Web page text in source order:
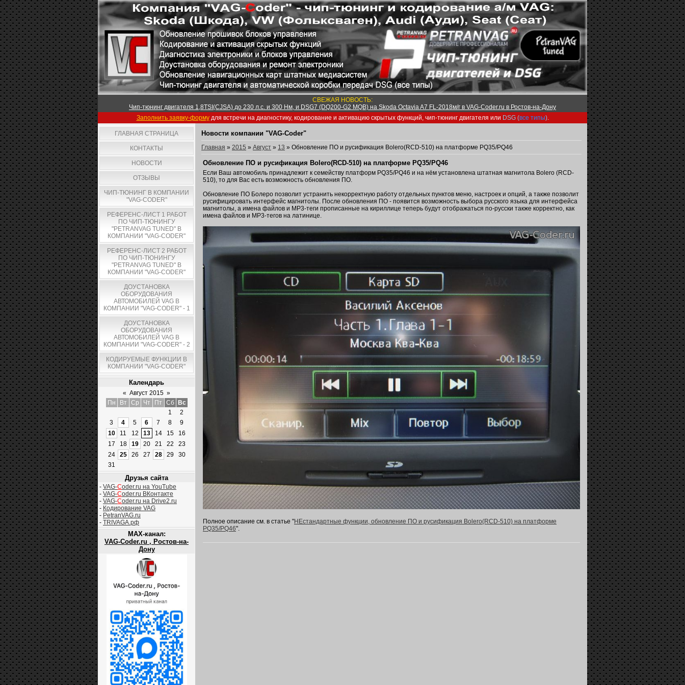
СВЕЖАЯ НОВОСТЬ:
Чип-тюнинг двигателя 1,8TSI(CJSA) до 230 л.с. и 300 Нм, и DSG7 (DQ200-G2 MQB) на Skoda Octavia A7 FL-2018м/г в VAG-Coder.ru в Ростов-на-Дону
Заполнить заявку-формудля встречи на диагностику, кодирование и активацию скрытых функций, чип-тюнинг двигателя или DSG (все типы).
ГЛАВНАЯ СТРАНИЦА
КОНТАКТЫ
НОВОСТИ
ОТЗЫВЫ
ЧИП-ТЮНИНГ В КОМПАНИИ
"VAG-CODER"
РЕФЕРЕНС-ЛИСТ 1 РАБОТ
ПО ЧИП-ТЮНИНГУ
"PETRANVAG TUNED" В
КОМПАНИИ "VAG-CODER"
РЕФЕРЕНС-ЛИСТ 2 РАБОТ
ПО ЧИП-ТЮНИНГУ
"PETRANVAG TUNED" В
КОМПАНИИ "VAG-CODER"
ДОУСТАНОВКА
ОБОРУДОВАНИЯ
АВТОМОБИЛЕЙ VAG В
КОМПАНИИ "VAG-CODER" - 1
ДОУСТАНОВКА
ОБОРУДОВАНИЯ
АВТОМОБИЛЕЙ VAG В
КОМПАНИИ "VAG-CODER" - 2
КОДИРУЕМЫЕ ФУНКЦИИ В
КОМПАНИИ "VAG-CODER"
Календарь
« Август 2015 »
Пн
Вт Ср Чт Пт Сб
Вс
1
2
3
4 5 6 7 8
9
10
11 12 13 14 15
16
17
18 19 20 21 22
23
24
25 26 27 28 29
30
31
Друзья сайта
- VAG-Coder.ru на YouTube
- VAG-Coder.ru ВКонтакте
- VAG-Coder.ru на Drive2.ru
- Кодирование VAG
- PetranVAG.ru
- TRIVAGA.рф
MAX-канал:
VAG-Coder.ru , Ростов-на-
Дону
Новости компании "VAG-Coder"
Главная » 2015 » Август » 13 » Обновление ПО и русификация Bolero(RCD-510) на платформе PQ35/PQ46
Обновление ПО и русификация Bolero(RCD-510) на платформе PQ35/PQ46
Если Ваш автомобиль принадлежит к семейству платформ PQ35/PQ46 и на нём установлена штатная магнитола Bolero (RCD-
510), то для Вас есть возможность обновления ПО.
Обновление ПО Болеро позволит устранить некорректную работу отдельных пунктов меню, настроек и опций, а также позволит
русифицировать интерфейс магнитолы. После обновления ПО - появится возможность выбора русского языка для интерфейса
магнитолы, а имена файлов и MP3-теги прописанные на кириллице теперь будут отображаться по-русски также корректно, как
имена файлов и MP3-тегов на латинице.
Полное описание см. в статье "НЕстандартные функции, обновление ПО и русификация Bolero(RCD-510) на платформе
PQ35/PQ46".